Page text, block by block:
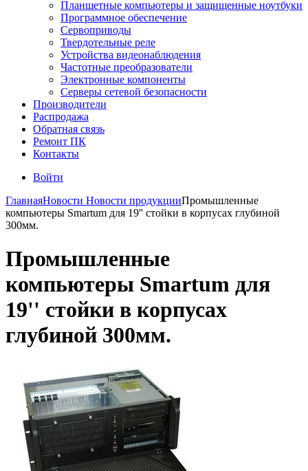
Планшетные компьютеры и защищенные ноутбуки
Программное обеспечение
Сервоприводы
Твердотельные реле
Устройства видеонаблюдения
Частотные преобразователи
Электронные компоненты
Серверы сетевой безопасности
Производители
Распродажа
Обратная связь
Ремонт ПК
Контакты
Войти
ГлавнаяНовости Новости продукцииПромышленные
компьютеры Smartum для 19'' стойки в корпусах глубиной
300мм.
Промышленные
компьютеры Smartum для
19'' стойки в корпусах
глубиной 300мм.